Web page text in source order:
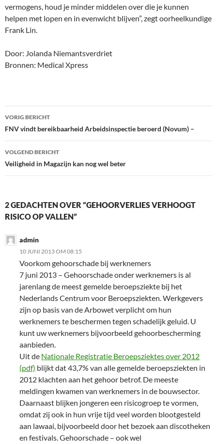
vermogens, houd je minder middelen over die je kunnen
helpen met lopen en in evenwicht blijven”, zegt oorheelkundige
Frank Lin.
Door: Jolanda Niemantsverdriet
Bronnen: Medical Xpress
Bericht
navigatie
VORIG BERICHT
FNV vindt bereikbaarheid Arbeidsinspectie beroerd (Novum) –
VOLGEND BERICHT
Veiligheid in Magazijn kan nog wel beter
2 GEDACHTEN OVER “GEHOORVERLIES VERHOOGT
RISICO OP VALLEN”
admin
10 JUNI 2013 OM 08:15
Voorkom gehoorschade bij werknemers
7 juni 2013 – Gehoorschade onder werknemers is al
jarenlang de meest gemelde beroepsziekte bij het
Nederlands Centrum voor Beroepsziekten. Werkgevers
zijn op basis van de Arbowet verplicht om hun
werknemers te beschermen tegen schadelijk geluid. U
kunt uw werknemers bijvoorbeeld gehoorbescherming
aanbieden.
Uit de Nationale Registratie Beroepsziektes over 2012
(pdf) blijkt dat 43,7% van alle gemelde beroepsziekten in
2012 klachten aan het gehoor betrof. De meeste
meldingen kwamen van werknemers in de bouwsector.
Daarnaast blijken jongeren een risicogroep te vormen,
omdat zij ook in hun vrije tijd veel worden blootgesteld
aan lawaai, bijvoorbeeld door het bezoek aan discotheken
en festivals. Gehoorschade – ook wel